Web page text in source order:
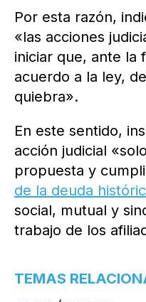
Por esta razón,
«las acciones
iniciar que, ante la
acuerdo a la ley,
quiebra».
En este sentido,
acción judicial
propuesta y
de la deuda
social, mutual y
trabajo de los
TEMAS